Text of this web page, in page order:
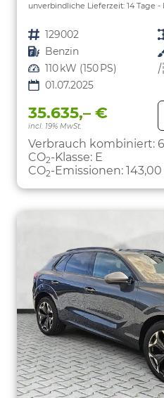
unverbindliche Lieferzeit: 14 Tage
Fahrzeugnr. 129002
Kraftstoff Benzin
Leistung 110 kW (150 PS)
01.07.2025
35.635,– €
incl. 19% MwSt.
Verbrauch kombiniert:
CO2-Klasse: E
CO2-Emissionen: